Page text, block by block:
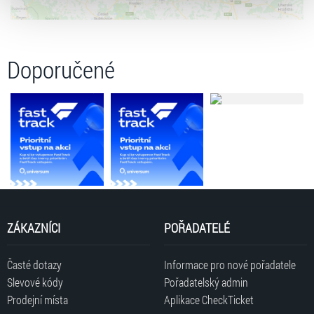
volbu můžete kdykoliv změnit v zápatí stránky v záložce
Doporučené
ZÁKAZNÍCI
Časté dotazy
Slevové kódy
Prodejní místa
POŘADATELÉ
Informace pro nové pořadatele
Pořadatelský admin
Aplikace CheckTicket